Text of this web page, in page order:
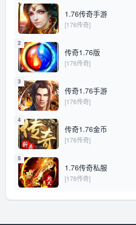
1
1.76传奇手游
[176传奇]
2
传奇1.76版
[176传奇]
3
传奇1.76手游
[176传奇]
4
传奇1.76金币
[176传奇]
5
1.76传奇私服
[176传奇]